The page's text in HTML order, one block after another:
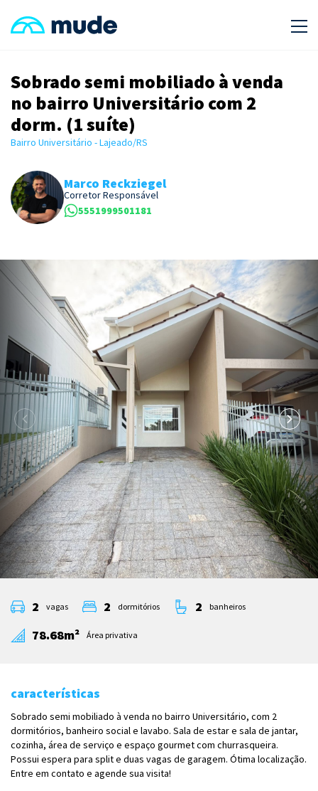
Sobrado semi mobiliado à venda
no bairro Universitário com 2
dorm. (1 suíte)
Bairro Universitário - Lajeado/RS
Marco Reckziegel
Corretor Responsável
5551999501181
2 vagas 2 dormitórios 2 banheiros
78.68m² Área privativa
características
Sobrado semi mobiliado à venda no bairro Universitário, com 2
dormitórios, banheiro social e lavabo. Sala de estar e sala de jantar,
cozinha, área de serviço e espaço gourmet com churrasqueira.
Possui espera para split e duas vagas de garagem. Ótima localização.
Entre em contato e agende sua visita!